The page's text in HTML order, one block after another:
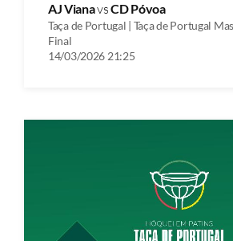
AJ VianavsCD Póvoa
Taça de Portugal | Taça de Portugal
Final
14/03/2026 21:25